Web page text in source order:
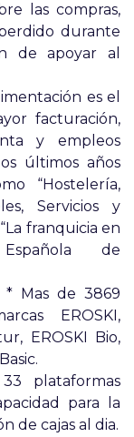
las compras,
durante
deapoyar al
es el
facturación,
y empleos
últimos años
“Hostelería,
Servicios y
franquicia en
de
* Mas de 3869
EROSKI,
EROSKI Bio,
plataformas
para la
de cajas al dia.